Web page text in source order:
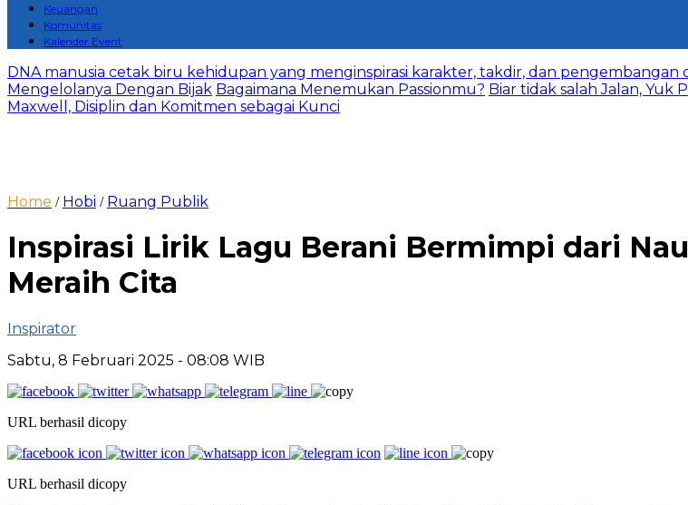
Keuangan
Komunitas
Kalender Event
DNA manusia cetak biru kehidupan yang menginspirasi karakter, takdir, dan pengembangan
Mengelolanya Dengan Bijak Bagaimana Menemukan Passionmu? Biar tidak salah Jalan, Yuk
Maxwell, Disiplin dan Komitmen sebagai Kunci
Home / Hobi / Ruang Publik
Inspirasi Lirik Lagu Berani Bermimpi dari
Meraih Cita
Inspirator
Sabtu, 8 Februari 2025 - 08:08 WIB
URL berhasil dicopy
URL berhasil dicopy